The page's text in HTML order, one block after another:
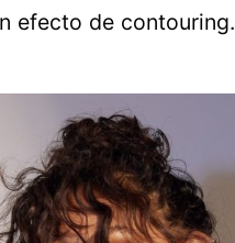
efecto de contouring.